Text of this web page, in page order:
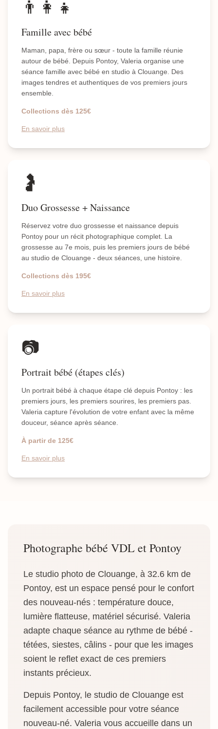
👨‍👩‍👧
Famille avec bébé
Maman, papa, frère ou sœur - toute la famille réunie
autour de bébé. Depuis Pontoy, Valeria organise une
séance famille avec bébé en studio à Clouange. Des
images tendres et authentiques de vos premiers jours
ensemble.
Collections dès 125€
En savoir plus
🤰
Duo Grossesse + Naissance
Réservez votre duo grossesse et naissance depuis
Pontoy pour un récit photographique complet. La
grossesse au 7e mois, puis les premiers jours de bébé
au studio de Clouange - deux séances, une histoire.
Collections dès 195€
En savoir plus
📷
Portrait bébé (étapes clés)
Un portrait bébé à chaque étape clé depuis Pontoy : les
premiers jours, les premiers sourires, les premiers pas.
Valeria capture l'évolution de votre enfant avec la même
douceur, séance après séance.
À partir de 125€
En savoir plus
Photographe bébé VDL et Pontoy
Le studio photo de Clouange, à 32.6 km de
Pontoy, est un espace pensé pour le confort
des nouveau-nés : température douce,
lumière flatteuse, matériel sécurisé. Valeria
adapte chaque séance au rythme de bébé -
tétées, siestes, câlins - pour que les images
soient le reflet exact de ces premiers
instants précieux.
Depuis Pontoy, le studio de Clouange est
facilement accessible pour votre séance
nouveau-né. Valeria vous accueille dans un